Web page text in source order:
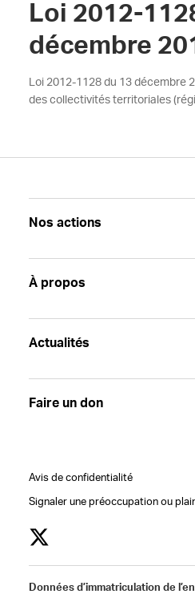
Loi 2012-
décembre
Loi 2012-1128 du 13 décembre
des collectivités territoriales
Nos actions
À propos
Actualités
Faire un don
Avis de confidentialité
Signaler une préoccupation ou
Données d’immatriculation de